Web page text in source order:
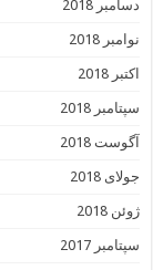
دسامبر 2018
نوامبر 2018
اکتبر 2018
سپتامبر 2018
آگوست 2018
جولای 2018
ژوئن 2018
سپتامبر 2017